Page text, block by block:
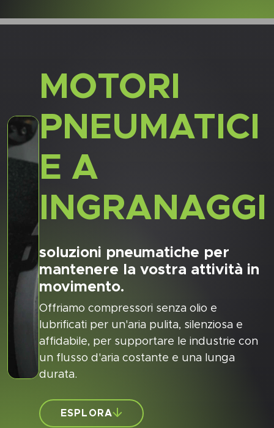
MOTORI
PNEUMATICI
E A
INGRANAGGI
soluzioni pneumatiche per
mantenere la vostra attività in
movimento.
Offriamo compressori senza olio e
lubrificati per un'aria pulita, silenziosa e
affidabile, per supportare le industrie con
un flusso d'aria costante e una lunga
durata.
ESPLORA